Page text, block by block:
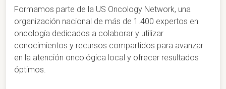
Formamos parte de la US Oncology Network, una
organización nacional de más de 1.400 expertos en
oncología dedicados a colaborar y utilizar
conocimientos y recursos compartidos para avanzar
en la atención oncológica local y ofrecer resultados
óptimos.